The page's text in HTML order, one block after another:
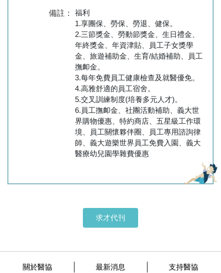
備註：
福利
1.享團保、勞保、勞退、健保。
2.三節獎金、勞動節獎金、生日禮金、
年終獎金、年資津貼、員工子女獎學
金、旅遊補助金、生育/結婚補助、員工
撫卹金。
3.每年免費員工健康檢查及就醫優免。
4.高雅舒適的員工宿舍。
5.交叉訓練制度(培養多元人才)。
6.員工撫卹金、社團活動補助、義大世
界購物優惠、特約商店、五星級工作環
境、員工關懷夥伴圈、員工專用諮詢律
師、義大遊樂世界員工免費入園、義大
醫療幼兒園學雜費優惠
求才代刊
關於醫協 最新消息 支持醫協